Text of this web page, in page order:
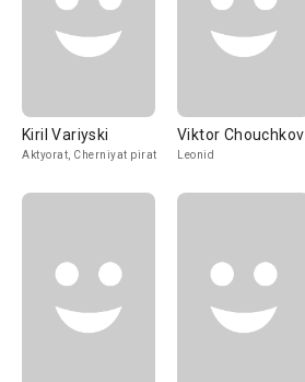
Kiril Variyski
Aktyorat, Cherniyat pirat
Viktor Chouchkov
Leonid